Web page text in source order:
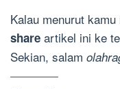
Kalau menurut
share artikel ini ke
Sekian, salam